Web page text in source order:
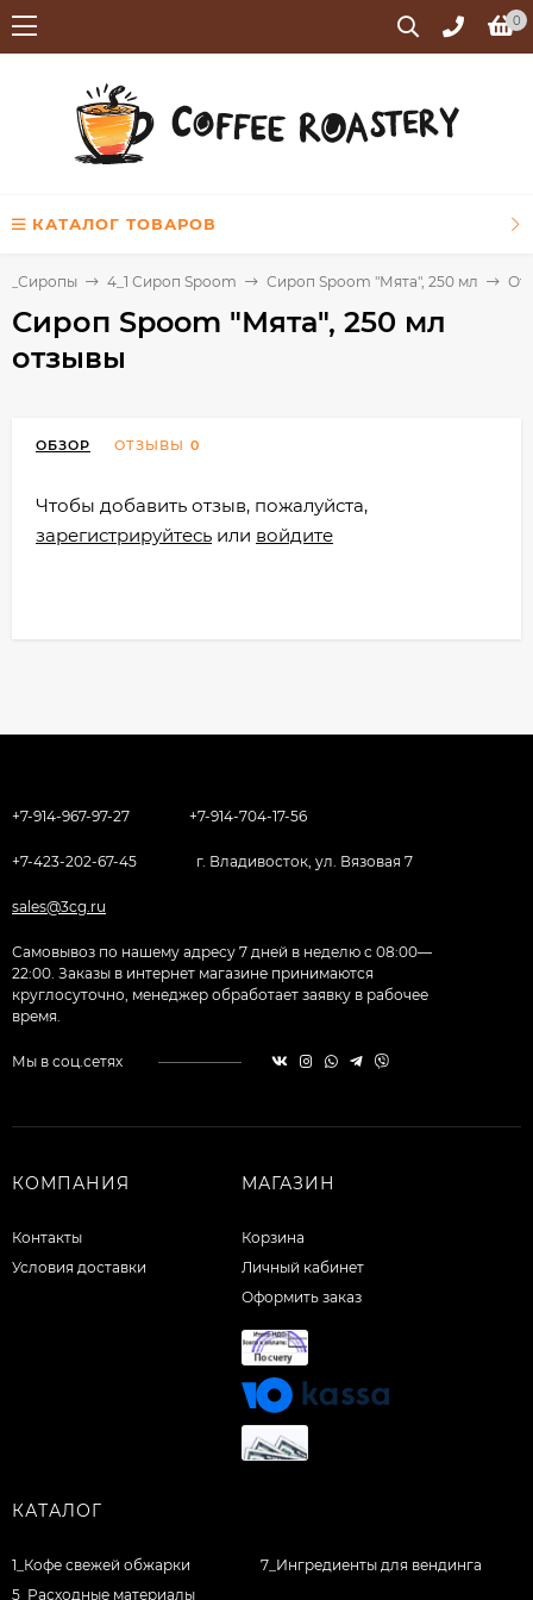
0
КАТАЛОГ ТОВАРОВ
4_Сиропы 4_1 Сироп Spoom Сироп Spoom "Мята", 250 мл
Сироп Spoom "Мята", 250 мл
отзывы
ОБЗОР ОТЗЫВЫ 0
Чтобы добавить отзыв, пожалуйста,
зарегистрируйтесь или войдите
+7-914-967-97-27 +7-914-704-17-56
+7-423-202-67-45 г. Владивосток, ул. Вязовая 7
sales@3cg.ru
Самовывоз по нашему адресу 7 дней в неделю с 08:00—
22:00. Заказы в интернет магазине принимаются
круглосуточно, менеджер обработает заявку в рабочее
время.
Мы в соц.сетях
КОМПАНИЯ
Контакты
Условия доставки
МАГАЗИН
Корзина
Личный кабинет
Оформить заказ
КАТАЛОГ
1_Кофе свежей обжарки
5_Расходные материалы
7_Ингредиенты для вендинга